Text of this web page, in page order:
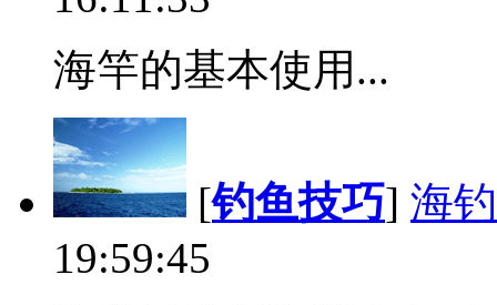
海竿的基本使用...
[钓鱼技巧] 海
19:59:45